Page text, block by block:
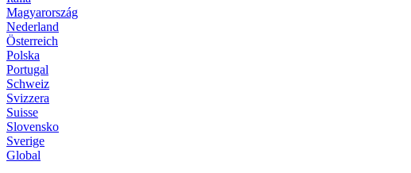
Magyarország
Nederland
Österreich
Polska
Portugal
Schweiz
Svizzera
Suisse
Slovensko
Sverige
Global